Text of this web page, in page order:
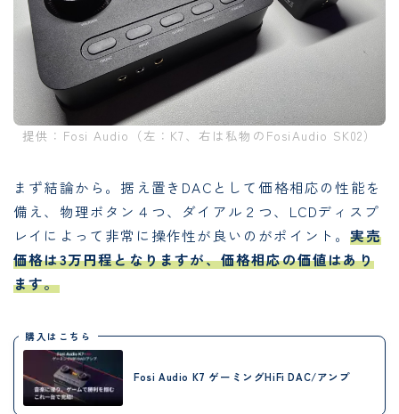
提供：Fosi Audio（左：K7、右は私物のFosiAudio SK02）
まず結論から。据え置きDACとして価格相応の性能を
備え、物理ボタン４つ、ダイアル２つ、LCDディスプ
レイによって非常に操作性が良いのがポイント。実売
価格は3万円程となりますが、価格相応の価値はあり
ます。
購入はこちら
Fosi Audio K7 ゲーミングHiFi DAC/アンプ